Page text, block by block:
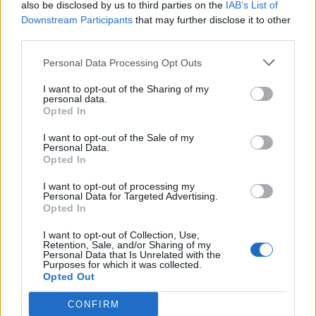
also be disclosed by us to third parties on the IAB’s List of
Downstream Participants that may further disclose it to other
Personal Data Processing Opt Outs
I want to opt-out of the Sharing of my
personal data.
Opted In
I want to opt-out of the Sale of my
Personal Data.
Opted In
I want to opt-out of processing my
Personal Data for Targeted Advertising.
Opted In
I want to opt-out of Collection, Use,
Retention, Sale, and/or Sharing of my
Personal Data that Is Unrelated with the
Purposes for which it was collected.
Opted Out
CONFIRM
aminosavakkal, vitaminokkal és ásványi
anyagokkal.
Utóbbira, az ízes életre pedig a következő
tippek szolgálhatnak megoldásként, ha csak
azért nem próbálta ki eddig valaki a vega
táplálkozást, mert tart attól, hogy nem elég
Fedezzük fel a fűszereket!
Sokszor egy ételhez az íze miatt
összetétele miatt. Márpedig az ízek sokszor